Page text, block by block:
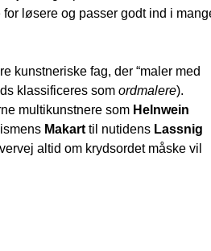
løsere og passer godt ind i
kunstneriske fag, der “maler med
klassificeres som ordmalere).
multikunstnere som Helnwein
Makart til nutidens Lassnig
altid om krydsordet måske vil